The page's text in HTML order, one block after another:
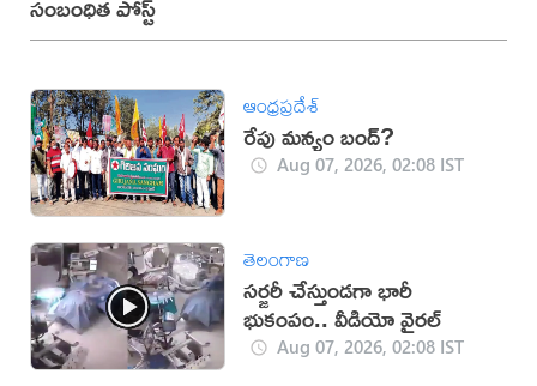
ఆంధ్రప్రదేశ్
రేపు మన్యం బంద్‌?
Aug 07, 2026, 02:08 IST
తెలంగాణ
సర్జరీ చేస్తుండగా భారీ
భుకంపం.. వీడియో వైరల్
Aug 07, 2026, 02:08 IST